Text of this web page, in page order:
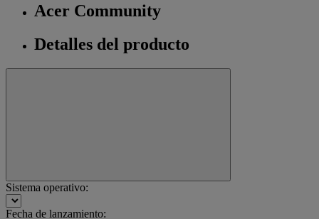
Acer Community
Detalles del producto
Sistema operativo:
Fecha de lanzamiento: